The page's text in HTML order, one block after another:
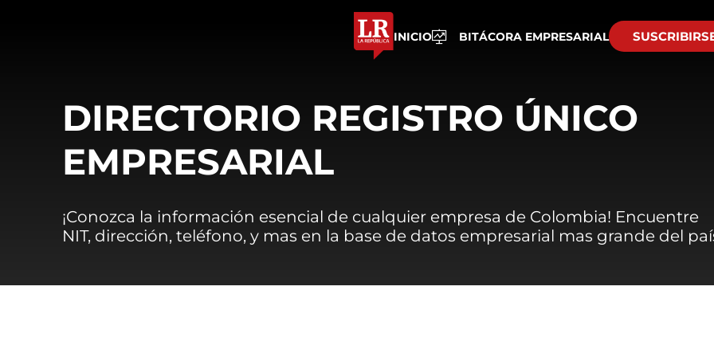
INICIO BITÁCORA EMPRESARIAL
DIRECTORIO REGISTRO ÚNICO
EMPRESARIAL
¡Conozca la información esencial de cualquier empresa de Colombia! Encuentre
NIT, dirección, teléfono, y mas en la base de datos empresarial mas grande del